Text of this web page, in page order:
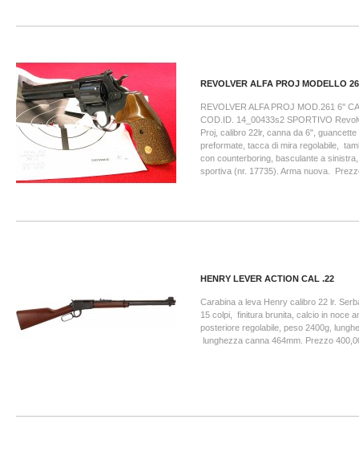
REVOLVER ALFA PROJ MODELLO
REVOLVER ALFA PROJ MOD.261 6''
COD.ID. 14_00433s2 SPORTIVO
Proj, calibro 22lr, canna da 6", guancette
preformate, tacca di mira regolabile,
con counterboring, basculante a
sportiva (nr. 17735). Arma nuova.
HENRY LEVER ACTION CAL .22
Carabina a leva Henry calibro 22 lr.
15 colpi, finitura brunita, calcio in noce
posteriore regolabile, peso 2400g,
lunghezza canna 464mm. Prezzo